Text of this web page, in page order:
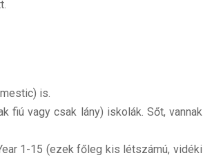
is.
fiú vagy csak lány) iskolák. Sőt, vannak
1-15 (ezek főleg kis létszámú, vidéki